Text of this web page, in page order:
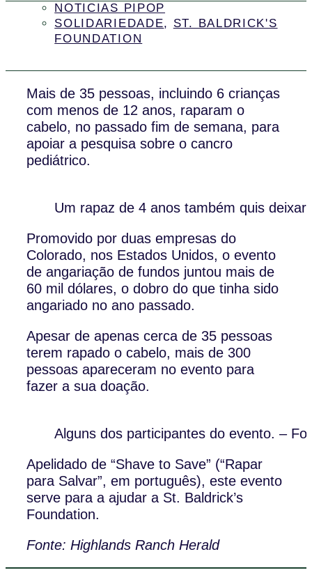
NOTICIAS PIPOP
SOLIDARIEDADE, ST. BALDRICK'S
FOUNDATION
Mais de 35 pessoas, incluindo 6 crianças
com menos de 12 anos, raparam o
cabelo, no passado fim de semana, para
apoiar a pesquisa sobre o cancro
pediátrico.
Um rapaz de 4 anos também quis
Promovido por duas empresas do
Colorado, nos Estados Unidos, o evento
de angariação de fundos juntou mais de
60 mil dólares, o dobro do que tinha sido
angariado no ano passado.
Apesar de apenas cerca de 35 pessoas
terem rapado o cabelo, mais de 300
pessoas apareceram no evento para
fazer a sua doação.
Alguns dos participantes do evento. –
Apelidado de “Shave to Save” (“Rapar
para Salvar”, em português), este evento
serve para a ajudar a St. Baldrick’s
Foundation.
Fonte: Highlands Ranch Herald